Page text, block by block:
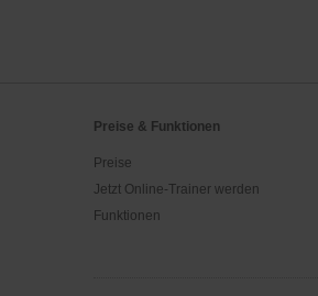
Preise & Funktionen
Preise
Jetzt Online-Trainer werden
Funktionen